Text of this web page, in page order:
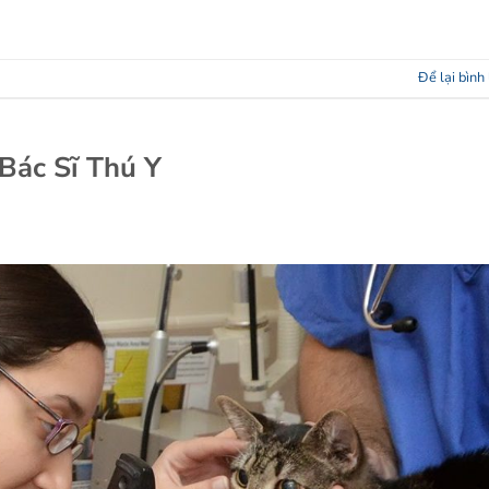
Để lại bình
Sĩ Thú Y